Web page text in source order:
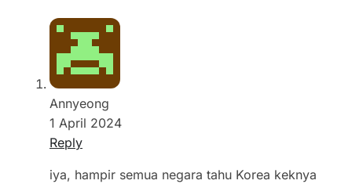
Annyeong
1 April 2024
Reply
iya, hampir semua negara tahu Korea keknya